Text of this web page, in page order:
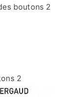
boutons 2
2